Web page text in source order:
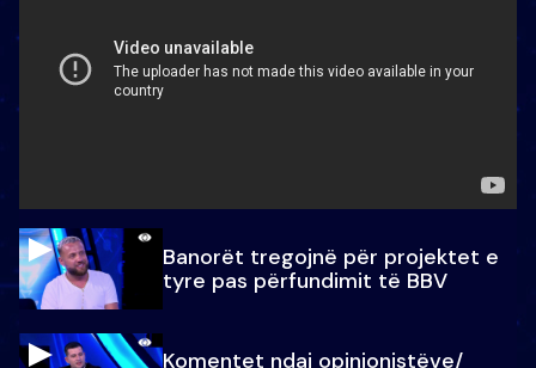
Banorët tregojnë për projektet e
tyre pas përfundimit të BBV
Komentet ndaj opinionistëve/